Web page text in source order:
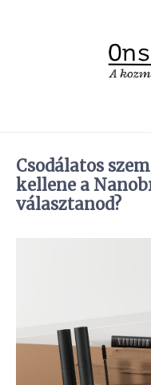
Csodálatos
kellene a
választanod?